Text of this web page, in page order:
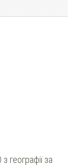
географії за